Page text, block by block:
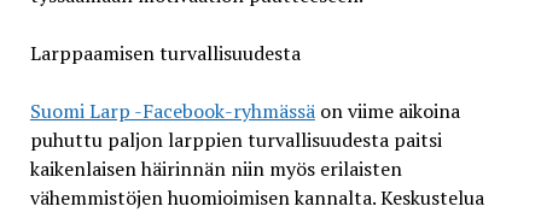
Larppaamisen turvallisuudesta
Suomi Larp -Facebook-ryhmässäon viime aikoina
puhuttu paljon larppien turvallisuudesta paitsi
kaikenlaisen häirinnän niin myös erilaisten
vähemmistöjen huomioimisen kannalta. Keskustelua